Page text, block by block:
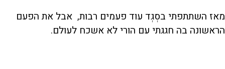
מאז השתתפתי בסְגְד עוד פעמים רבות, אבל את הפעם
הראשונה בה חגגתי עם הורי לא אשכח לעולם.